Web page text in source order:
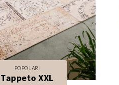
POPOLARI
Tappeto XXL